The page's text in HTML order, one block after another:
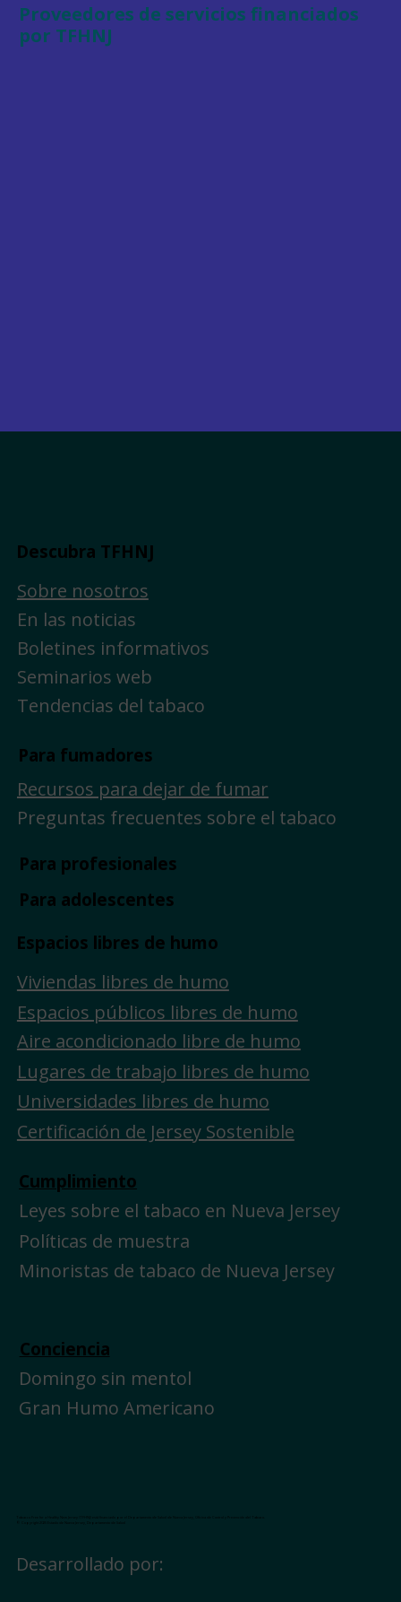
Proveedores de servicios financiados
por TFHNJ
Descubra TFHNJ
Sobre nosotros
En las noticias
Boletines informativos
Seminarios web
Tendencias del tabaco
Para fumadores
Recursos para dejar de fumar
Preguntas frecuentes sobre el tabaco
Para profesionales
Para adolescentes
Espacios libres de humo
Viviendas libres de humo
Espacios públicos libres de humo
Aire acondicionado libre de humo
Lugares de trabajo libres de humo
Universidades libres de humo
Certificación de Jersey Sostenible
Cumplimiento
Leyes sobre el tabaco en Nueva Jersey
Políticas de muestra
Minoristas de tabaco de Nueva Jersey
Conciencia
Domingo sin mentol
Gran Humo Americano
Tobacco Free for a Healthy New Jersey (TFHNJ) está financiado por el Departamento de Salud de Nueva Jersey, Oficina de Control y Prevención del Tabaco.
© Copyright 2025 Estado de Nueva Jersey, Departamento de Salud
Desarrollado por: